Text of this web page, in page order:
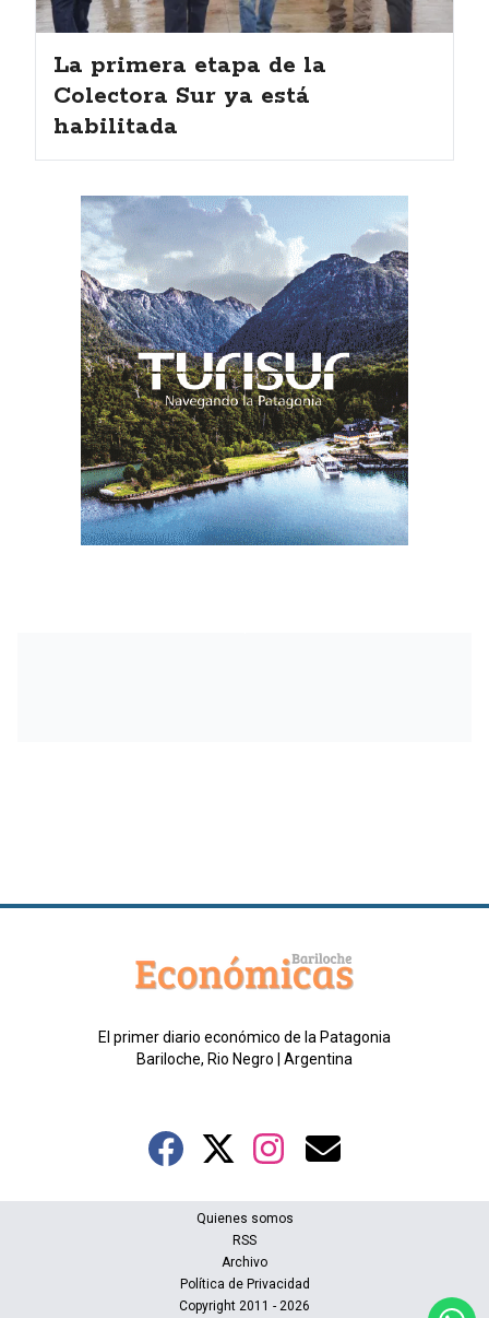
La primera etapa de la
Colectora Sur ya está
habilitada
El primer diario económico de la Patagonia
Bariloche, Rio Negro | Argentina
Quienes somos
RSS
Archivo
Política de Privacidad
Copyright 2011 - 2026